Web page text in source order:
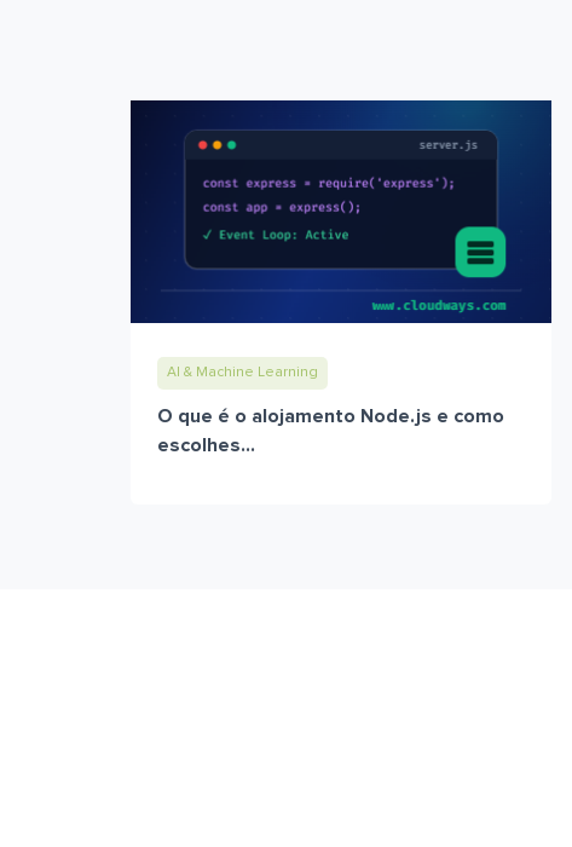
AI & Machine Learning
O que é o alojamento Node.js e como
escolhes...